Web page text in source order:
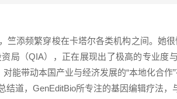
竺添频繁穿梭在卡塔尔各类机构之间。她
局（QIA），正在展现出了极高的专业度
能带动本国产业与经济发展的“本地化合
结道，GenEditBio所专注的基因编辑疗法